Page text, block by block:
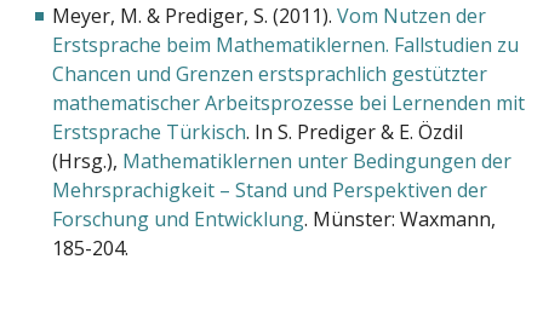
Meyer, M. & Prediger, S. (2011).Vom Nutzen der
Erstsprache beim Mathematiklernen. Fallstudien zu
Chancen und Grenzen erstsprachlich gestützter
mathematischer Arbeitsprozesse bei Lernenden mit
Erstsprache Türkisch. In S. Prediger & E. Özdil
(Hrsg.), Mathematiklernen unter Bedingungen der
Mehrsprachigkeit – Stand und Perspektiven der
Forschung und Entwicklung. Münster: Waxmann,
185-204.